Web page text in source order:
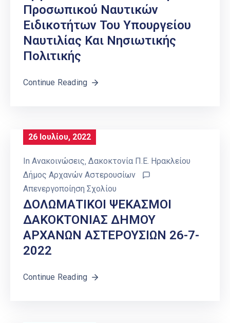
Προσωπικού Ναυτικών
Ειδικοτήτων Του Υπουργείου
Ναυτιλίας Και Νησιωτικής
Πολιτικής
Continue Reading
26 Ιουλίου, 2022
In Ανακοινώσεις Δακοκτονία Π.Ε. Ηρακλείου
Δήμος Αρχανών Αστερουσίων
Απενεργοποίηση Σχολίου
ΔΟΛΩΜΑΤΙΚΟΙ ΨΕΚΑΣΜΟΙ
ΔΑΚΟΚΤΟΝΙΑΣ ΔΗΜΟΥ
ΑΡΧΑΝΩΝ ΑΣΤΕΡΟΥΣΙΩΝ 26-7-
2022
Continue Reading